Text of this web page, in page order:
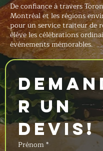
De confiance à travers
Montréal et les régions
pour un service traiteur de
élève les célébrations
événements mémorables.
r un
devis!
Prénom*